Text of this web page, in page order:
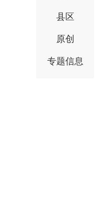
县区
原创
专题信息